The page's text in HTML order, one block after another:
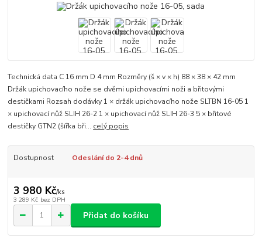
Technická data C 16 mm D 4 mm Rozměry (š × v × h) 88 × 38 × 42 mm
Držák upichovacího nože se dvěmi upichovacími noži a břitovými
destičkami Rozsah dodávky 1 × držák upichovacího nože SLTBN 16-05 1
× upichovací nůž SLIH 26-2 1 × upichovací nůž SLIH 26-3 5 × břitové
destičky GTN2 (šířka bři... celý popis
Dostupnost Odeslání do 2-4 dnů
3 980 Kč/ks
3 289 Kč bez DPH
Přidat do košíku